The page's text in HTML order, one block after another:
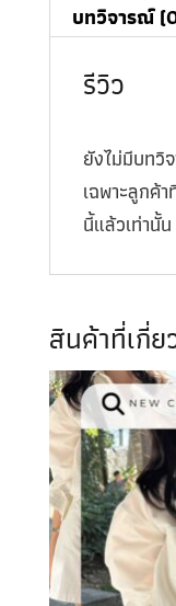
บทวิจารณ์
รีวิว
ยังไม่มีบทวิ
เฉพาะลูกค้
นี้แล้วเท่านั้
สินค้าที่เกี่ย